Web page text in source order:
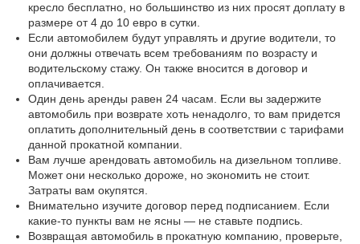
кресло бесплатно, но большинство из них просят доплату в
размере от 4 до 10 евро в сутки.
Если автомобилем будут управлять и другие водители, то
они должны отвечать всем требованиям по возрасту и
водительскому стажу. Он также вносится в договор и
оплачивается.
Один день аренды равен 24 часам. Если вы задержите
автомобиль при возврате хоть ненадолго, то вам придется
оплатить дополнительный день в соответствии с тарифами
данной прокатной компании.
Вам лучше арендовать автомобиль на дизельном топливе.
Может они несколько дороже, но экономить не стоит.
Затраты вам окупятся.
Внимательно изучите договор перед подписанием. Если
какие-то пункты вам не ясны — не ставьте подпись.
Возвращая автомобиль в прокатную компанию, проверьте,